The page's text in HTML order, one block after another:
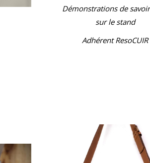
Démonstrations de
sur le stand
Adhérent ResoCUIR